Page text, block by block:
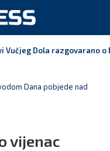
Vučjeg Dola razgovarano
Dana pobjede nad
vijenac